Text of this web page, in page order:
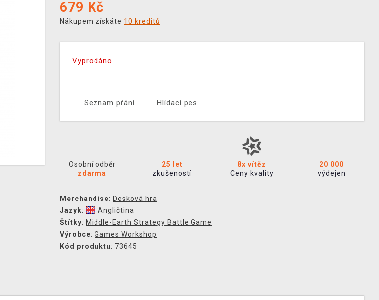
679 Kč
Nákupem získáte 10 kreditů
Vyprodáno
Seznam přání Hlídací pes
Osobní odběr
zdarma
25 let
zkušeností
8x vítěz
Ceny kvality
20 000
výdejen
Merchandise: Desková hra
Jazyk:
Angličtina
Štítky: Middle-Earth Strategy Battle Game
Výrobce: Games Workshop
Kód produktu: 73645